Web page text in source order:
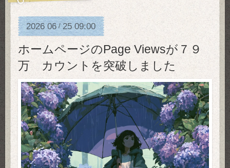
2026 06/25 09:00
ホームページのPage Viewsが７９
万 カウントを突破しました